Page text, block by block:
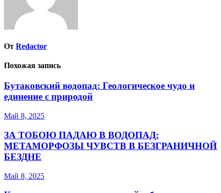
От Redactor
Похожая запись
Бутаковский водопад: Геологическое чудо и
единение с природой
Май 8, 2025
ЗА ТОБОЮ ПАДАЮ В ВОДОПАД:
МЕТАМОРФОЗЫ ЧУВСТВ В БЕЗГРАНИЧНОЙ
БЕЗДНЕ
Май 8, 2025